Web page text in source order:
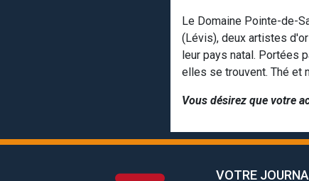
Le Domaine Pointe-de-
(Lévis), deux artistes
leur pays natal. Portées
elles se trouvent. Thé et
Vous désirez que votre
VOTRE